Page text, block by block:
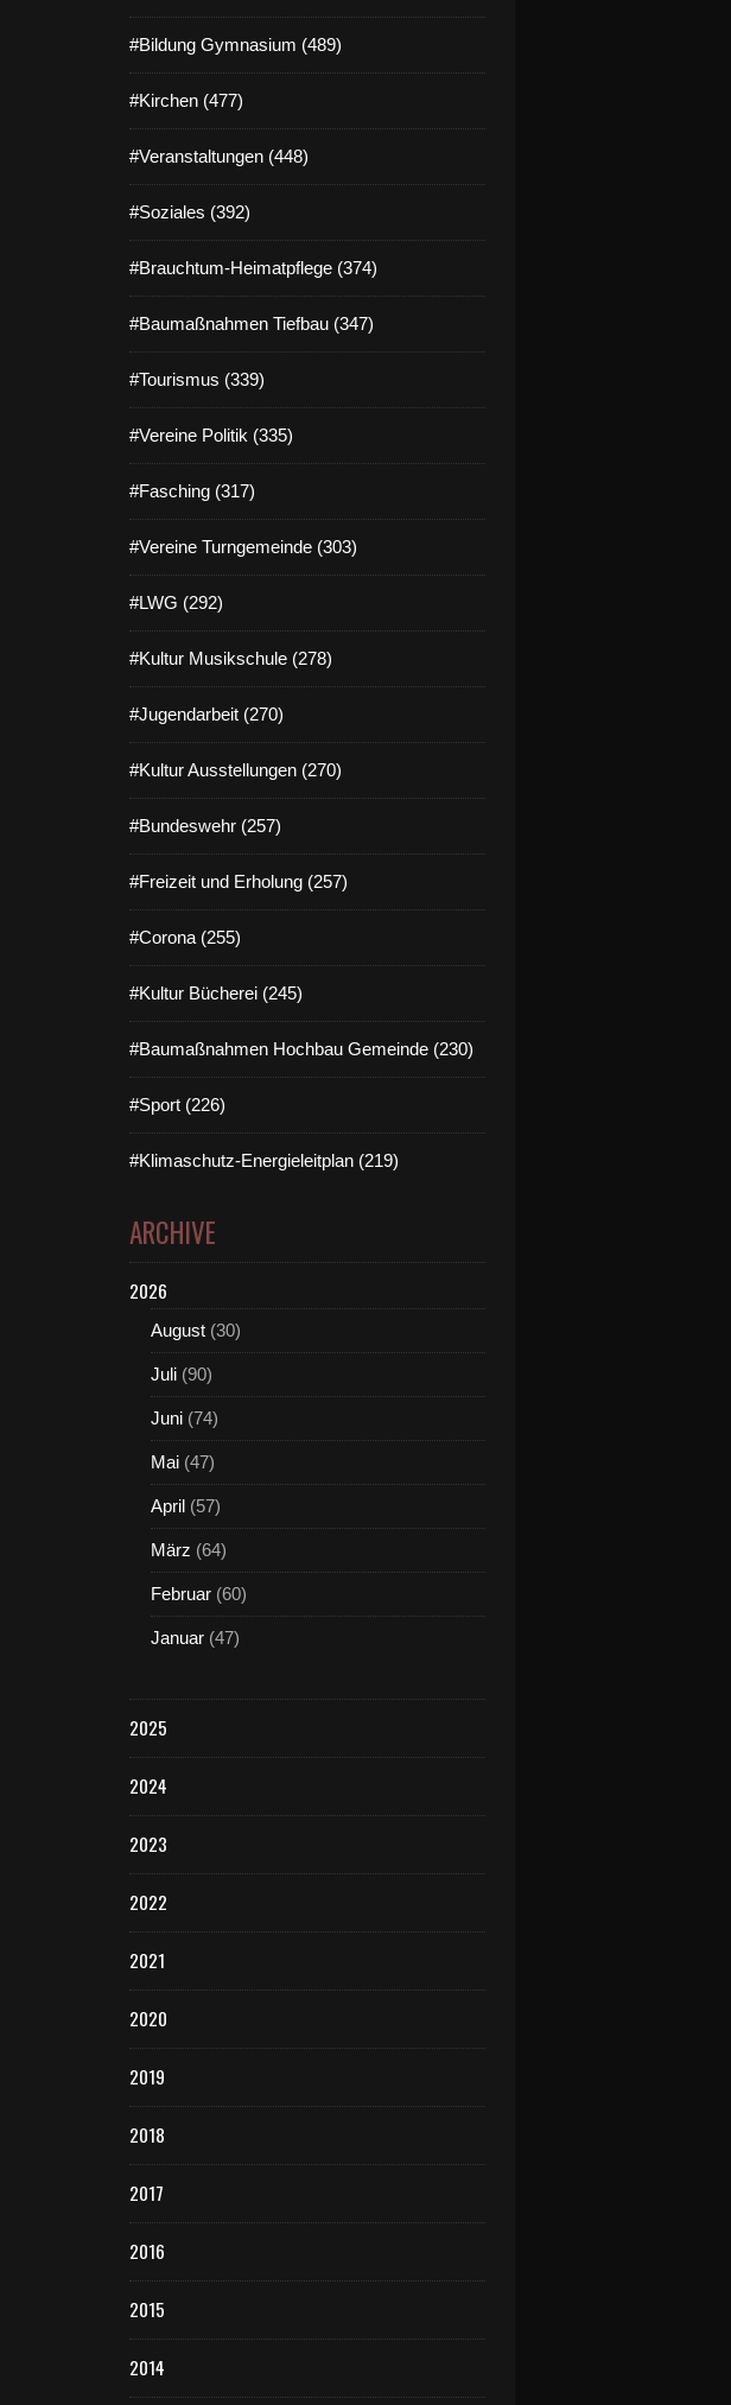
#Bildung Gymnasium (489)
#Kirchen (477)
#Veranstaltungen (448)
#Soziales (392)
#Brauchtum-Heimatpflege (374)
#Baumaßnahmen Tiefbau (347)
#Tourismus (339)
#Vereine Politik (335)
#Fasching (317)
#Vereine Turngemeinde (303)
#LWG (292)
#Kultur Musikschule (278)
#Jugendarbeit (270)
#Kultur Ausstellungen (270)
#Bundeswehr (257)
#Freizeit und Erholung (257)
#Corona (255)
#Kultur Bücherei (245)
#Baumaßnahmen Hochbau Gemeinde (230)
#Sport (226)
#Klimaschutz-Energieleitplan (219)
ARCHIVE
2026
August (30)
Juli (90)
Juni (74)
Mai (47)
April (57)
März (64)
Februar (60)
Januar (47)
2025
2024
2023
2022
2021
2020
2019
2018
2017
2016
2015
2014